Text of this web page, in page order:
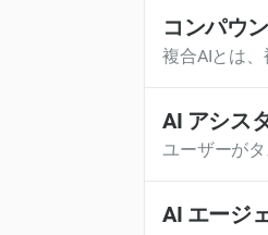
コンパウ
複合AIとは
コンピュー
供します。
あります。
AI アシス
ユーザーが
AI エージ